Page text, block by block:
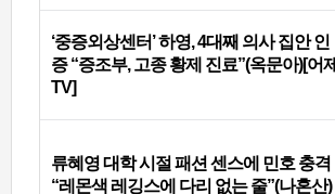
‘중증외상센터’ 하영, 4대째 의사 집안 인
증 “증조부, 고종 황제 진료”(옥문아)[어제
TV]
류혜영 대학 시절 패션 센스에 민호 충격
“레몬색 레깅스에 다리 없는 줄”(나혼산)